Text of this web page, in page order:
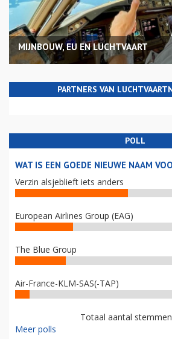
MIJNBOUW, EU EN LUCHTVAART
PARTNERS VAN
POLL
WAT IS EEN GOEDE NIEUWE NAAM
Verzin alsjeblieft iets anders
European Airlines Group (EAG)
The Blue Group
Air-France-KLM-SAS(-TAP)
Totaal aantal
Meer polls